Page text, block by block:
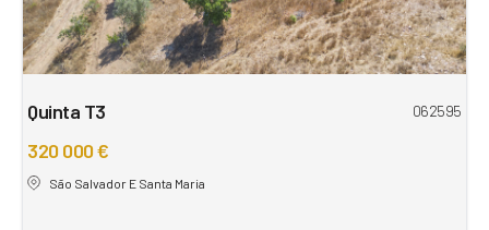
Quinta T3 062595
320 000 €
São Salvador E Santa Maria